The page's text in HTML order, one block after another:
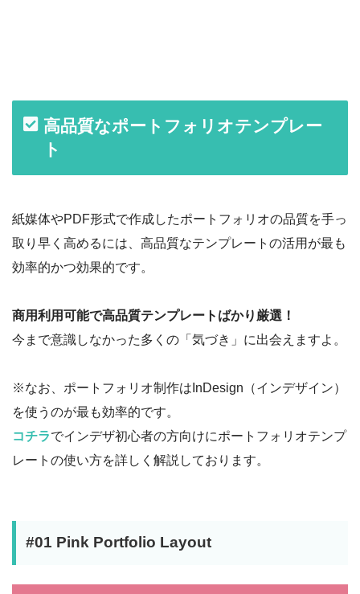
高品質なポートフォリオテンプレー
ト
紙媒体やPDF形式で作成したポートフォリオの品質を手っ
取り早く高めるには、高品質なテンプレートの活用が最も
効率的かつ効果的です。
商用利用可能で高品質テンプレートばかり厳選！
今まで意識しなかった多くの「気づき」に出会えますよ。
※なお、ポートフォリオ制作はInDesign（インデザイン）
を使うのが最も効率的です。
コチラでインデザ初心者の方向けにポートフォリオテンプ
レートの使い方を詳しく解説しております。
#01 Pink Portfolio Layout